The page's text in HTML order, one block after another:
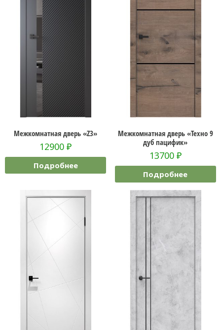
Межкомнатная дверь «Z3»
12900₽
Подробнее
Межкомнатная дверь «Техно 9
дуб пацифик»
13700 ₽
Подробнее